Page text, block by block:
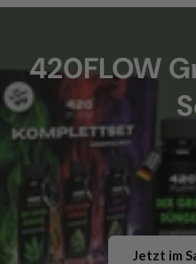
420FLOW
Jetzt im